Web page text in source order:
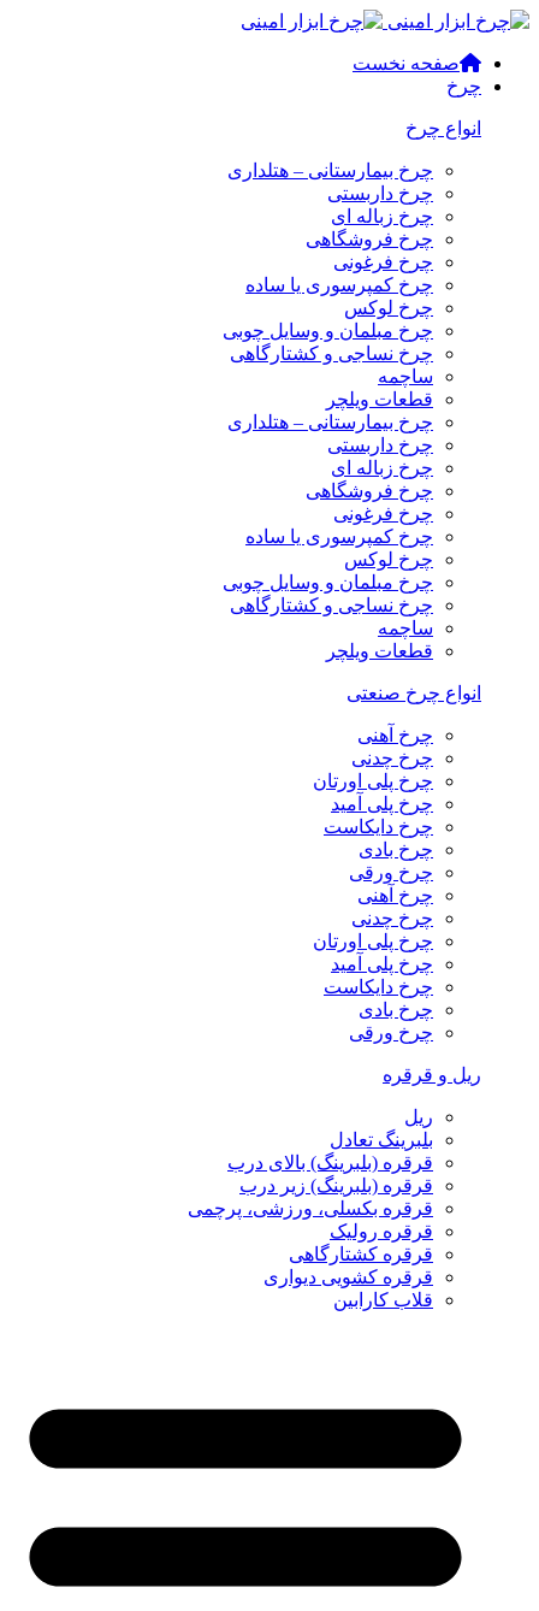
صفحه نخست
چرخ
انواع چرخ
چرخ بیمارستانی – هتلداری
چرخ داربستی
چرخ زباله ای
چرخ فروشگاهی
چرخ فرغونی
چرخ کمپرسوری یا ساده
چرخ لوکس
چرخ مبلمان و وسایل چوبی
چرخ نساجی و کشتارگاهی
ساچمه
قطعات ویلچر
چرخ بیمارستانی – هتلداری
چرخ داربستی
چرخ زباله ای
چرخ فروشگاهی
چرخ فرغونی
چرخ کمپرسوری یا ساده
چرخ لوکس
چرخ مبلمان و وسایل چوبی
چرخ نساجی و کشتارگاهی
ساچمه
قطعات ویلچر
انواع چرخ صنعتی
چرخ آهنی
چرخ چدنی
چرخ پلی اورتان
چرخ پلی آمید
چرخ دایکاست
چرخ بادی
چرخ ورقی
چرخ آهنی
چرخ چدنی
چرخ پلی اورتان
چرخ پلی آمید
چرخ دایکاست
چرخ بادی
چرخ ورقی
ریل و قرقره
ریل
بلبرینگ تعادل
قرقره (بلبرینگ) بالای درب
قرقره (بلبرینگ) زیر درب
قرقره بکسلی، ورزشی، پرچمی
قرقره رولیک
قرقره کشتارگاهی
قرقره کشویی دیواری
قلاب کارابین